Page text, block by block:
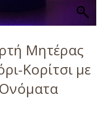
Μητέρας
Κορίτσι με